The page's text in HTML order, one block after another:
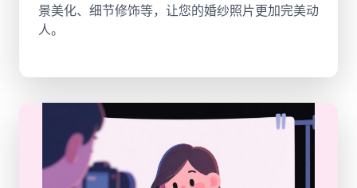
景美化、细节修饰等，让您的婚纱照片更加完美动
人。